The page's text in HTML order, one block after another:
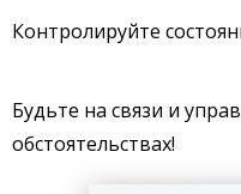
Контролируйте
Будьте на связи и
обстоятельствах!